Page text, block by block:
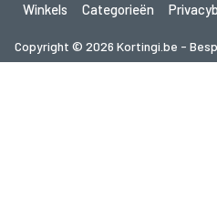
Winkels Categorieën
Copyright © 2026 Kortingi.be -
2026. Alle rechten